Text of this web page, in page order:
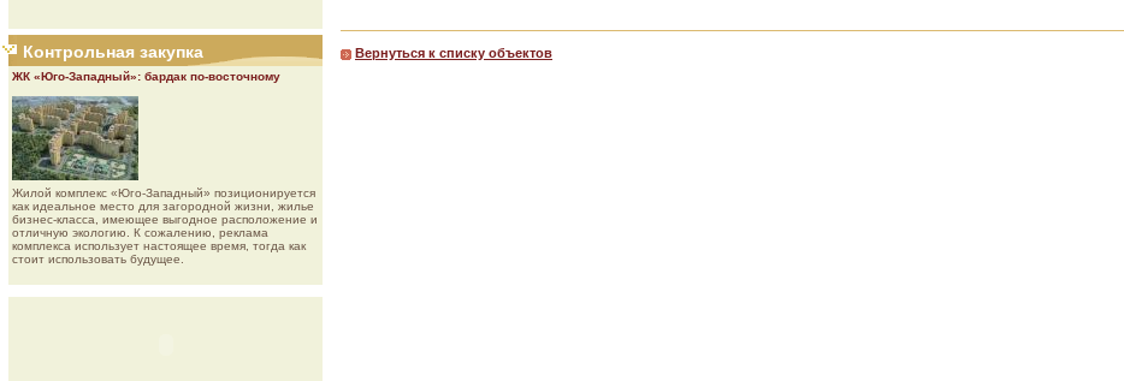
Контрольная закупка
ЖК «Юго-Западный»: бардак по-восточному
Жилой комплекс «Юго-Западный» позиционируется
как идеальное место для загородной жизни, жилье
бизнес-класса, имеющее выгодное расположение и
отличную экологию. К сожалению, реклама
комплекса использует настоящее время, тогда как
стоит использовать будущее.
Вернуться к списку объектов